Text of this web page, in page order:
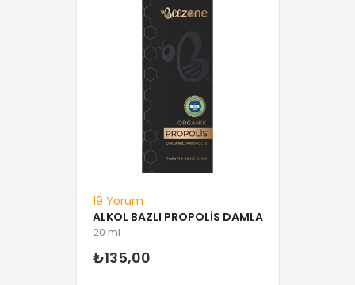
19 Yorum
ALKOL BAZLI PROPOLIS DAMLA
20 ml
₺135,00